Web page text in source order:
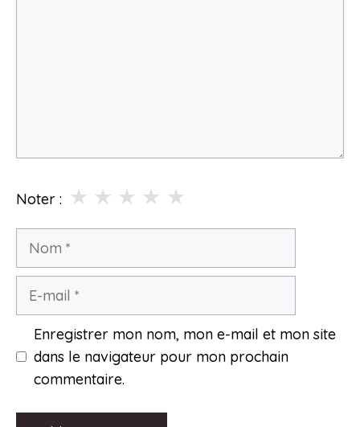
Noter : ★
★
★
★
★
Nom
Enregistrer mon nom, mon e-mail et mon site
dans le navigateur pour mon prochain
commentaire.